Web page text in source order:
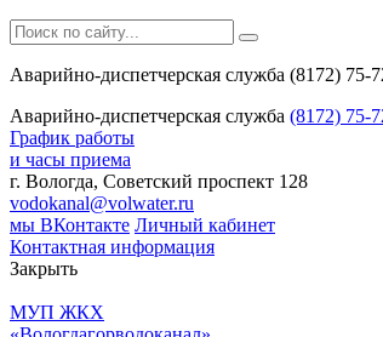
Аварийно-диспетчерская служба (8172) 75-
Аварийно-диспетчерская служба (8172) 75-
График работы
и часы приема
г. Вологда, Советский проспект 128
vodokanal@volwater.ru
мы ВКонтакте Личный кабинет
Контактная информация
Закрыть
МУП ЖКХ